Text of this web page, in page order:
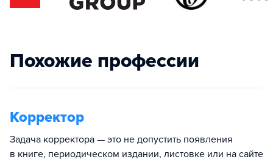
Похожие профессии
Корректор
Задача корректора — это не допустить появления
в книге, периодическом издании, листовке или на сайте